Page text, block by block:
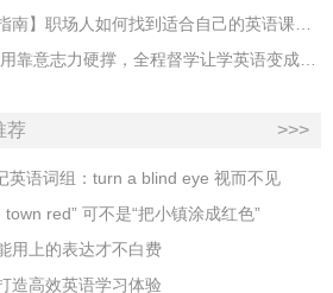
【上海成人英语机构选择指南】职场人如何找到适合自己的英语课程？
【2026英语怎么学？】不用靠意志力硬撑，全程督学让学英语变成日常习惯
荐 >>>
英语词组：turn a blind eye 视而不见
town red” 可不是“把小镇涂成红色”
用上的表达才不白费
造高效英语学习体验